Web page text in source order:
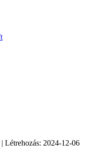
Létrehozás: 2024-12-06